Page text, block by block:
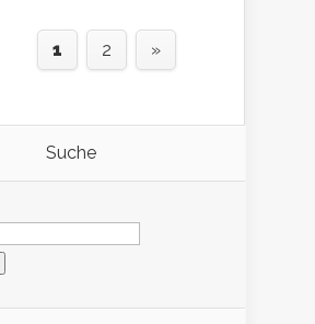
1 2 »
Suche